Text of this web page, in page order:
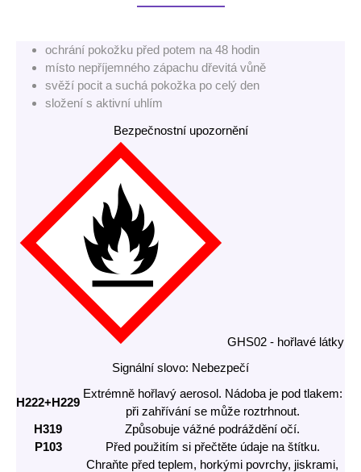
ochrání pokožku před potem na 48 hodin
místo nepříjemného zápachu dřevitá vůně
svěží pocit a suchá pokožka po celý den
složení s aktivní uhlím
Bezpečnostní upozornění
GHS02 - hořlavé látky
Signální slovo: Nebezpečí
H222+H229
Extrémně hořlavý aerosol. Nádoba je pod tlakem:
při zahřívání se může roztrhnout.
H319
Způsobuje vážné podráždění očí.
P103
Před použitím si přečtěte údaje na štítku.
Chraňte před teplem, horkými povrchy, jiskrami,